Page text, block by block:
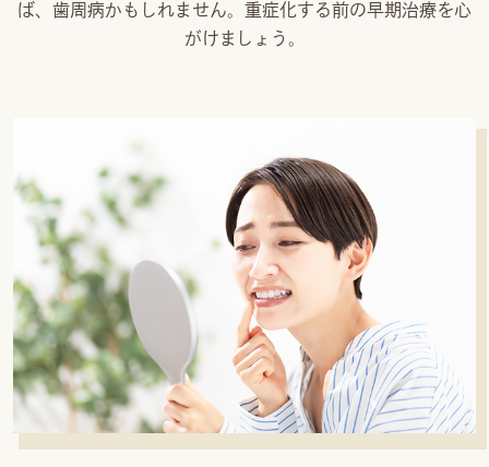
ば、歯周病かもしれません。重症化する前の早期治療を心
がけましょう。